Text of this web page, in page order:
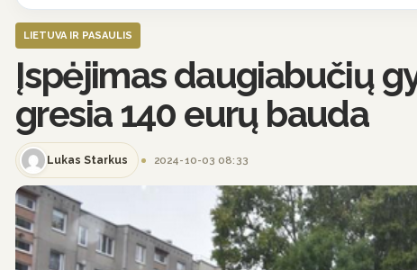
LIETUVA IR PASAULIS
Įspėjimas daugiabučių
gresia 140 eurų bauda
Lukas Starkus 2024-10-03 08:33